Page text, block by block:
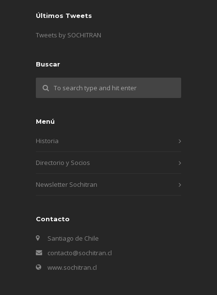
Últimos Tweets
Tweets by SOCHITRAN
Buscar
Menú
Historia
Directorio y Socios
Newsletter Sochitran
Contacto
Santiago de Chile
contacto@sochitran.cl
www.sochitran.cl